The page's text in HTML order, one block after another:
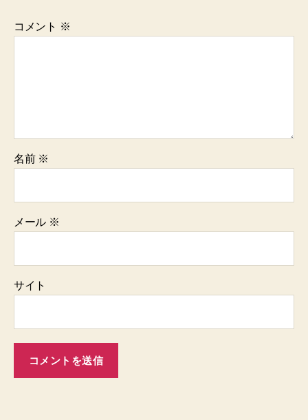
コメント ※
名前 ※
メール ※
サイト